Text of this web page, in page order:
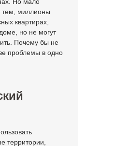
тем, миллионы
квартирах,
но не могут
Почему бы не
проблемы в одно
территории,